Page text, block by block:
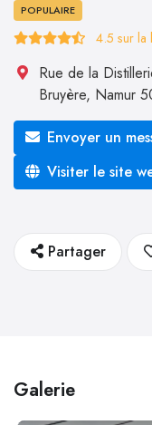
POPULAIRE
4.5 sur la
Rue de la
Bruyère, Namur
Envoyer un
Visiter le site
Partager
Galerie